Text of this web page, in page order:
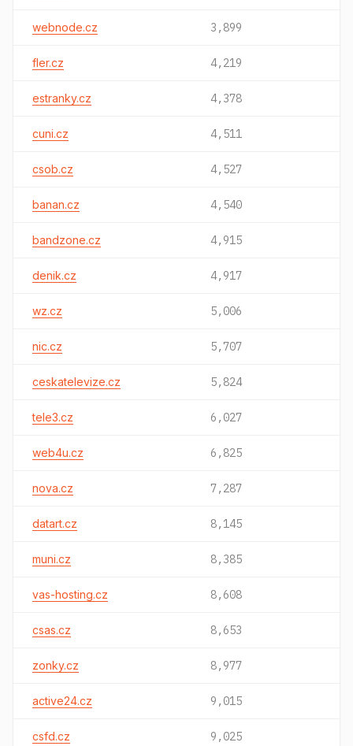
webnode.cz 3,899
fler.cz 4,219
estranky.cz 4,378
cuni.cz 4,511
csob.cz 4,527
banan.cz 4,540
bandzone.cz 4,915
denik.cz 4,917
wz.cz 5,006
nic.cz 5,707
ceskatelevize.cz 5,824
tele3.cz 6,027
web4u.cz 6,825
nova.cz 7,287
datart.cz 8,145
muni.cz 8,385
vas-hosting.cz 8,608
csas.cz 8,653
zonky.cz 8,977
active24.cz 9,015
csfd.cz 9,025